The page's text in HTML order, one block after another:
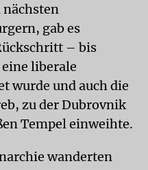
nächsten
gab es
– bis
liberale
wurde und auch die
zu der Dubrovnik
Tempel einweihte.
wanderten